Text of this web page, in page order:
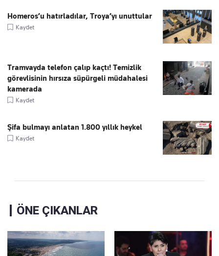
Homeros’u hatırladılar, Troya’yı unuttular
Kaydet
Tramvayda telefon çalıp kaçtı! Temizlik
görevlisinin hırsıza süpürgeli müdahalesi
kamerada
Kaydet
Şifa bulmayı anlatan 1.800 yıllık heykel
Kaydet
ÖNE ÇIKANLAR